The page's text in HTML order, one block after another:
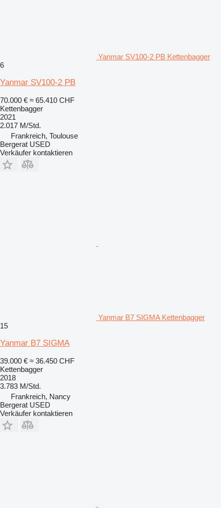
Yanmar SV100-2 PB Kettenbagger
6
Yanmar SV100-2 PB
70.000 € ≈ 65.410 CHF
Kettenbagger
2021
2.017 M/Std.
Frankreich, Toulouse
Bergerat USED
Verkäufer kontaktieren
Yanmar B7 SIGMA Kettenbagger
15
Yanmar B7 SIGMA
39.000 € ≈ 36.450 CHF
Kettenbagger
2018
3.783 M/Std.
Frankreich, Nancy
Bergerat USED
Verkäufer kontaktieren